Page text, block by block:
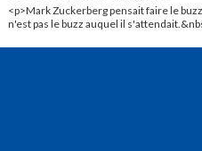
<p>Mark Zuckerberg pensait faire le
n'est pas le buzz auquel il